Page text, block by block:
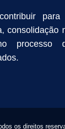
para
consolidação
processo
os direitos